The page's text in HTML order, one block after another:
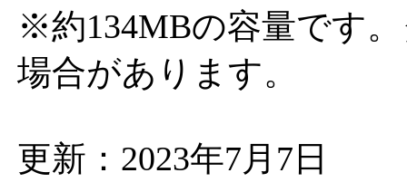
※約134MBの容量です
場合があります。
更新：2023年7月7日